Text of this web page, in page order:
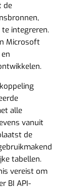
de
integreren.
Microsoft
alle
vanuit
de
tabellen.
vereist om
BI API-